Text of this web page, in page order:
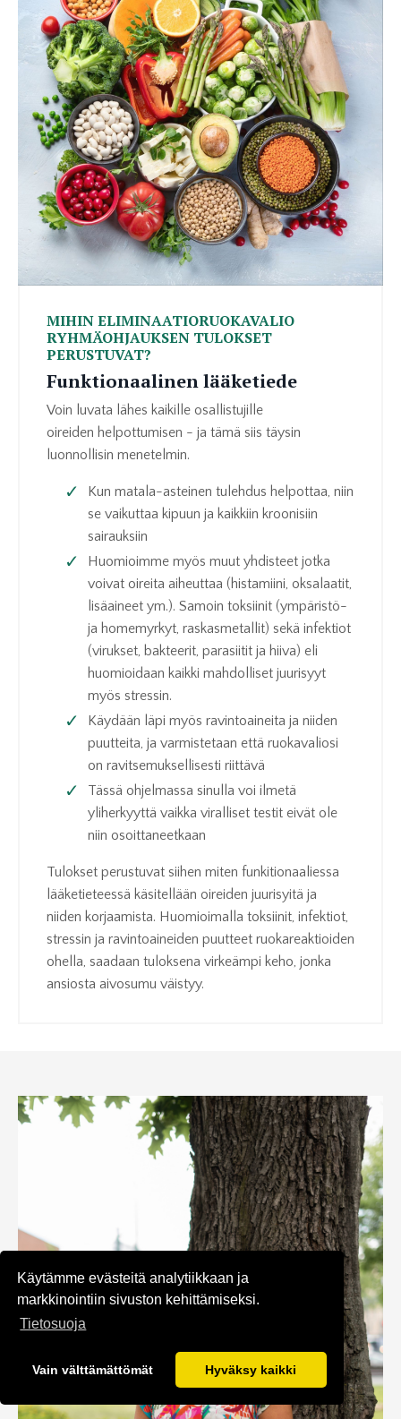
Käytämme evästeitä analytiikkaan ja
markkinointiin sivuston kehittämiseksi.
Tietosuoja
Vain välttämättömät Hyväksy kaikki
MIHIN ELIMINAATIORUOKAVALIO
RYHMÄOHJAUKSEN TULOKSET
PERUSTUVAT?
Funktionaalinen lääketiede
Voin luvata lähes kaikille osallistujille
oireiden helpottumisen - ja tämä siis täysin
luonnollisin menetelmin.
Kun matala-asteinen tulehdus helpottaa, niin
se vaikuttaa kipuun ja kaikkiin kroonisiin
sairauksiin
Huomioimme myös muut yhdisteet jotka
voivat oireita aiheuttaa (histamiini, oksalaatit,
lisäaineet ym.). Samoin toksiinit (ympäristö-
ja homemyrkyt, raskasmetallit) sekä infektiot
(virukset, bakteerit, parasiitit ja hiiva) eli
huomioidaan kaikki mahdolliset juurisyyt
myös stressin.
Käydään läpi myös ravintoaineita ja niiden
puutteita, ja varmistetaan että ruokavaliosi
on ravitsemuksellisesti riittävä
Tässä ohjelmassa sinulla voi ilmetä
yliherkyyttä vaikka viralliset testit eivät ole
niin osoittaneetkaan
Tulokset perustuvat siihen miten funkitionaaliessa
lääketieteessä käsitellään oireiden juurisyitä ja
niiden korjaamista. Huomioimalla toksiinit, infektiot,
stressin ja ravintoaineiden puutteet ruokareaktioiden
ohella, saadaan tuloksena virkeämpi keho, jonka
ansiosta aivosumu väistyy.